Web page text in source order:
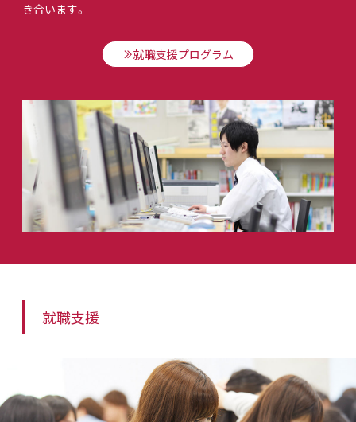
き合います。
就職支援プログラム
就職支援